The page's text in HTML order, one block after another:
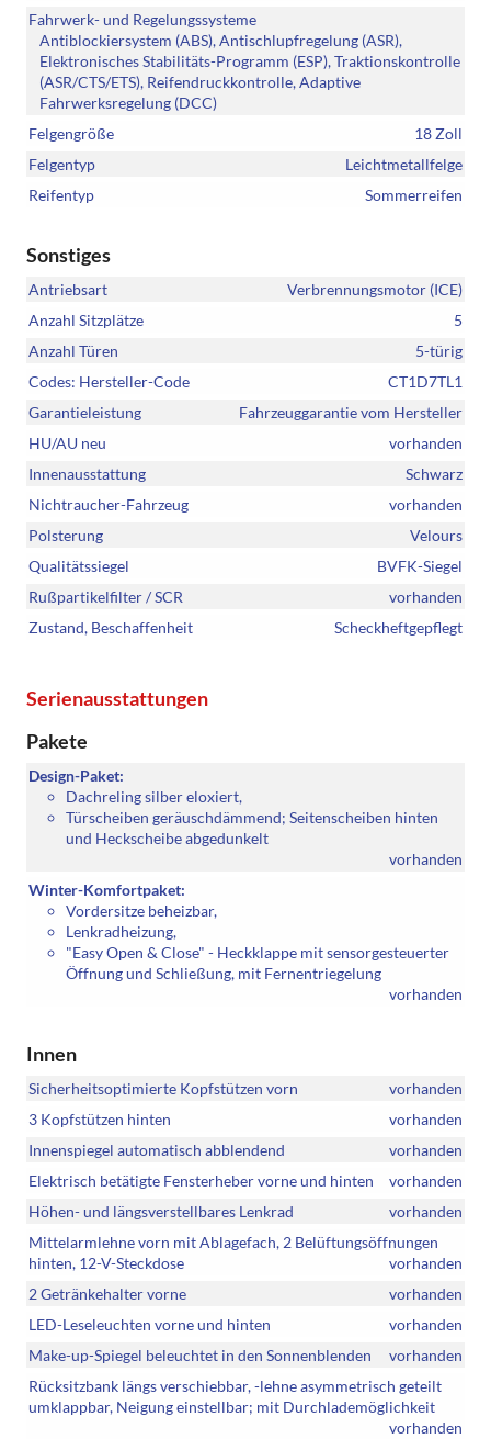
Fahrwerk- und Regelungssysteme
Antiblockiersystem (ABS), Antischlupfregelung (ASR),
Elektronisches Stabilitäts-Programm (ESP), Traktionskontrolle
(ASR/CTS/ETS), Reifendruckkontrolle, Adaptive
Fahrwerksregelung (DCC)
Felgengröße
18 Zoll
Felgentyp
Leichtmetallfelge
Reifentyp
Sommerreifen
Sonstiges
Antriebsart
Verbrennungsmotor (ICE)
Anzahl Sitzplätze
5
Anzahl Türen
5-türig
Codes: Hersteller-Code
CT1D7TL1
Garantieleistung
Fahrzeuggarantie vom Hersteller
HU/AU neu
vorhanden
Innenausstattung
Schwarz
Nichtraucher-Fahrzeug
vorhanden
Polsterung
Velours
Qualitätssiegel
BVFK-Siegel
Rußpartikelfilter / SCR
vorhanden
Zustand, Beschaffenheit
Scheckheftgepflegt
Serienausstattungen
Pakete
Design-Paket:
Dachreling silber eloxiert,
Türscheiben geräuschdämmend; Seitenscheiben hinten
und Heckscheibe abgedunkelt
vorhanden
Winter-Komfortpaket:
Vordersitze beheizbar,
Lenkradheizung,
"Easy Open & Close" - Heckklappe mit sensorgesteuerter
Öffnung und Schließung, mit Fernentriegelung
vorhanden
Innen
Sicherheitsoptimierte Kopfstützen vorn
vorhanden
3 Kopfstützen hinten
vorhanden
Innenspiegel automatisch abblendend
vorhanden
Elektrisch betätigte Fensterheber vorne und hinten
vorhanden
Höhen- und längsverstellbares Lenkrad
vorhanden
Mittelarmlehne vorn mit Ablagefach, 2 Belüftungsöffnungen
hinten, 12-V-Steckdose
vorhanden
2 Getränkehalter vorne
vorhanden
LED-Leseleuchten vorne und hinten
vorhanden
Make-up-Spiegel beleuchtet in den Sonnenblenden
vorhanden
Rücksitzbank längs verschiebbar, -lehne asymmetrisch geteilt
umklappbar, Neigung einstellbar; mit Durchlademöglichkeit
vorhanden